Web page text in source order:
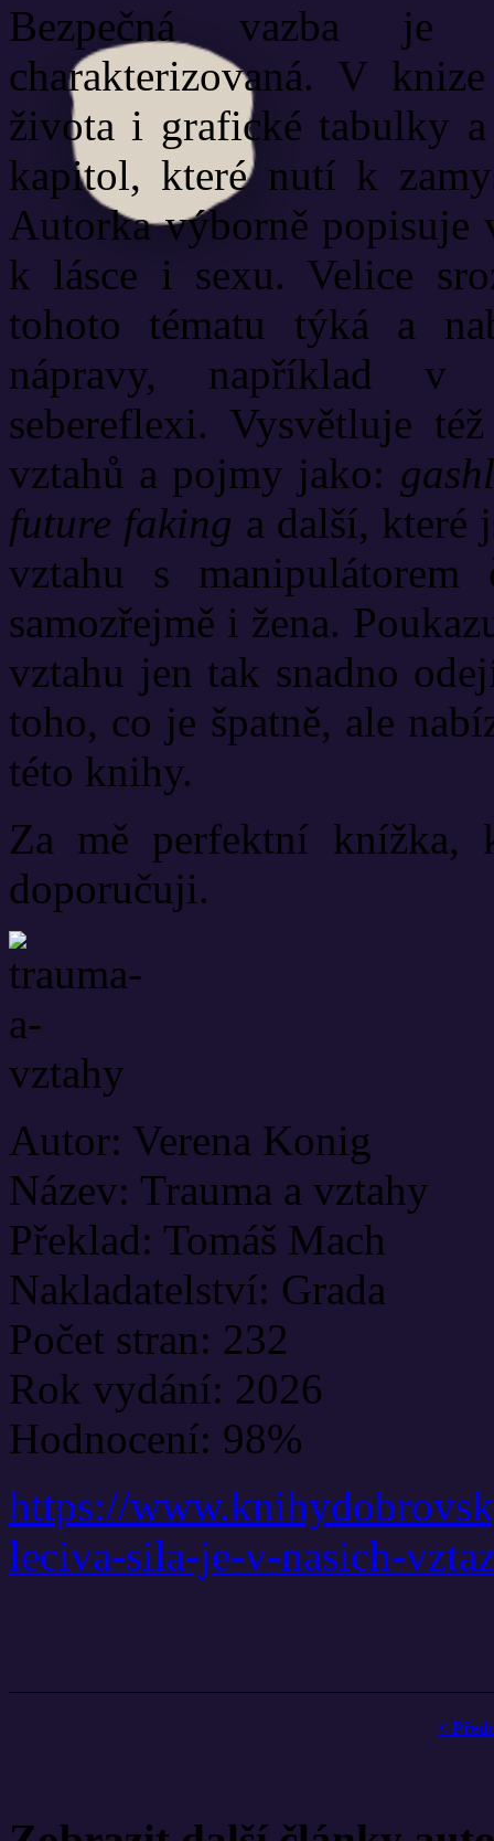
Bezpečná vazba je
charakterizovaná. V
života i grafické tabulky
kapitol, které nutí k
Autorka výborně popisuje
k lásce i sexu. Velice
tohoto tématu týká a
nápravy, například v
sebereflexi. Vysvětluje
vztahů a pojmy jako:
future faking a další, které
vztahu s
samozřejmě i žena.
vztahu jen tak snadno
toho, co je špatně, ale
této knihy.
Za mě perfektní knížka,
doporučuji.
Autor: Verena Konig
Název: Trauma a vztahy
Překlad: Tomáš Mach
Nakladatelství: Grada
Počet stran: 232
Rok vydání: 2026
Hodnocení: 98%
https://
leciva-sila-je-v-nasich-
<